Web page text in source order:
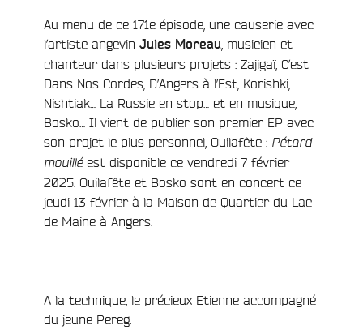
Au menu de ce 171e épisode, une causerie avec
l’artiste angevin Jules Moreau , musicien et
chanteur dans plusieurs projets : Zajigaï, C’est
Dans Nos Cordes, D’Angers à l’Est, Korishki,
Nishtiak… La Russie en stop… et en musique,
Bosko… Il vient de publier son premier EP avec
son projet le plus personnel, Ouilafête : Pétard
mouillé est disponible ce vendredi 7 février
2025. Ouilafête et Bosko sont en concert ce
jeudi 13 février à la Maison de Quartier du Lac
de Maine à Angers.
A la technique, le précieux Etienne accompagné
du jeune Pereg.